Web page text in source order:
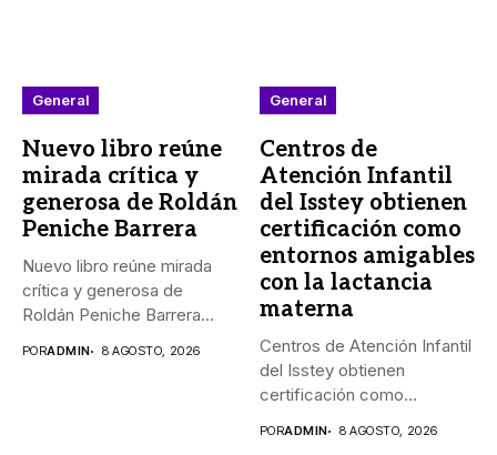
General
Nuevo libro reúne
mirada crítica y
generosa de Roldán
Peniche Barrera
Nuevo libro reúne mirada
crítica y generosa de
Roldán Peniche Barrera
PORADMIN 8 AGOSTO, 2026
General
Centros de
Atención Infantil
del Isstey obtienen
certificación como
entornos amigables
con la lactancia
materna
Centros de Atención Infantil
del Isstey obtienen
certificación como
PORADMIN 8 AGOSTO, 2026